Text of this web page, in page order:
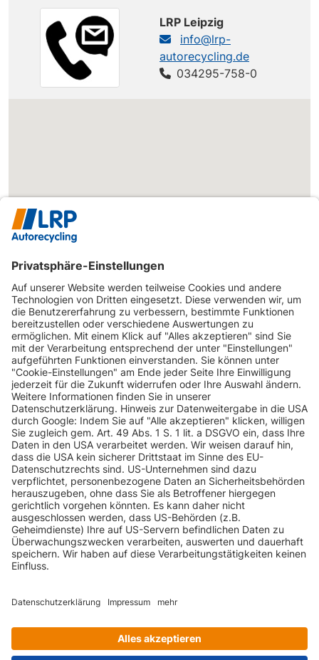
LRP Leipzig
info@lrp-
autorecycling.de
034295-758-0
INFORMATIONEN
KUNDENSERVICE
INFORMATIONEN
ZAHLUNGSARTEN
KONTAKT
GEPRÜFTE QUALITÄT
VERSANDARTEN